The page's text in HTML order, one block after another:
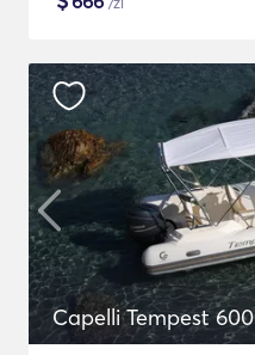
Capelli Tempest 600